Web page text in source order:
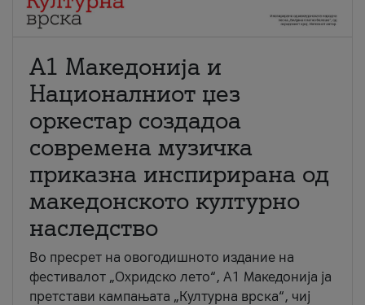
А1 Македонија и
Националниот џез
оркестар создадоа
современа музичка
приказна инспирирана од
македонското културно
наследство
Во пресрет на овогодишното издание на
фестивалот „Охридско лето“, А1 Македонија ја
претстави кампањата „Културна врска“, чиј